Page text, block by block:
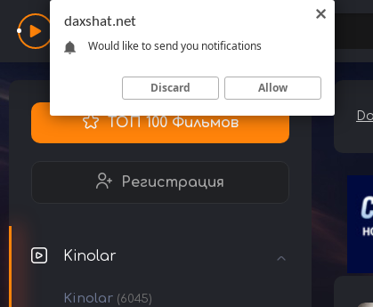
Daxshat
ТОП 100 Фильмов
Регистрация
Kinolar
Kinolar (6045)
daxshat.net
Would like to send you notifications
Discard Allow